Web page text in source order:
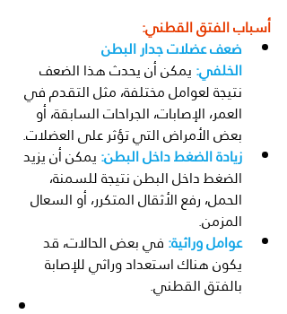
أسباب الفتق القطني:
ضعف عضلات جدار البطن
الخلفي: يمكن أن يحدث هذا الضعف
نتيجة لعوامل مختلفة، مثل التقدم في
العمر، الإصابات، الجراحات السابقة، أو
بعض الأمراض التي تؤثر على العضلات.
زيادة الضغط داخل البطن: يمكن أن يزيد
الضغط داخل البطن نتيجة للسمنة،
الحمل، رفع الأثقال المتكرر، أو السعال
المزمن.
عوامل وراثية: في بعض الحالات، قد
يكون هناك استعداد وراثي للإصابة
بالفتق القطني.